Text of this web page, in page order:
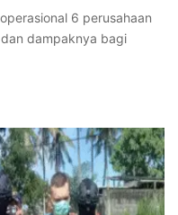
6 perusahaan
dampaknya bagi